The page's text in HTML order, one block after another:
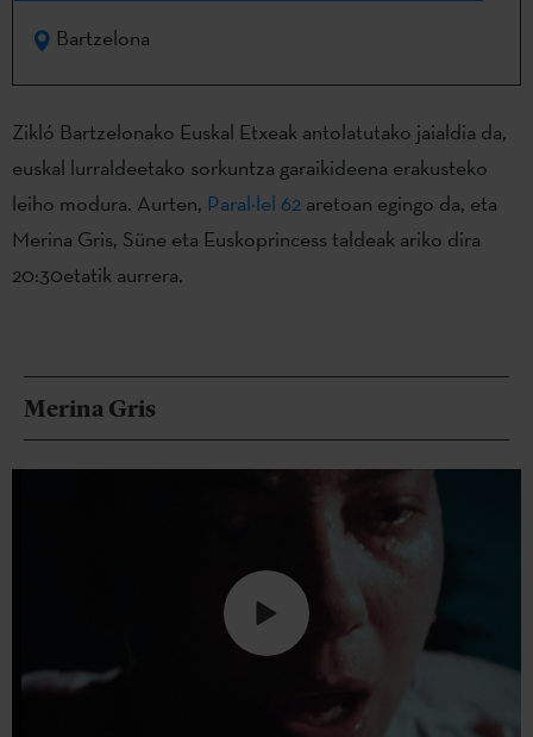
Bartzelona
Zikló Bartzelonako Euskal Etxeak antolatutako jaialdia da,
euskal lurraldeetako sorkuntza garaikideena erakusteko
leiho modura. Aurten, Paral·lel 62 aretoan egingo da, eta
Merina Gris, Süne eta Euskoprincess taldeak ariko dira
20:30etatik aurrera.
Merina Gris